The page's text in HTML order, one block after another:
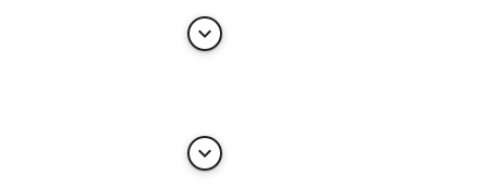
keyboard_arrow_down
keyboard_arrow_down